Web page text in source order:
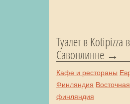
Туалет в Kotipizza в
Савонлинне
Кафе и рестораны
Финляндия Восточная
финляндия